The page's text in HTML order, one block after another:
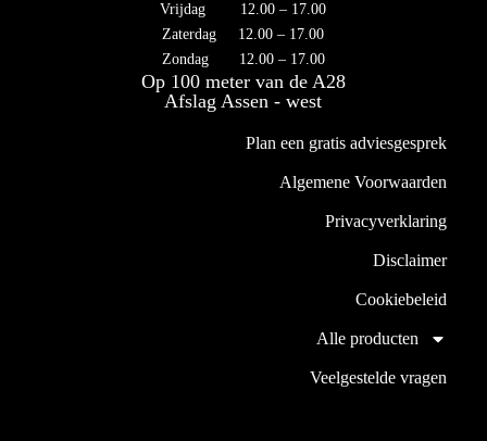
Vrijdag 12.00 – 17.00
Zaterdag 12.00 – 17.00
Zondag 12.00 – 17.00
Op 100 meter van de A28
Afslag Assen - west
Plan een gratis adviesgesprek
Algemene Voorwaarden
Privacyverklaring
Disclaimer
Cookiebeleid
Alle producten
Veelgestelde vragen